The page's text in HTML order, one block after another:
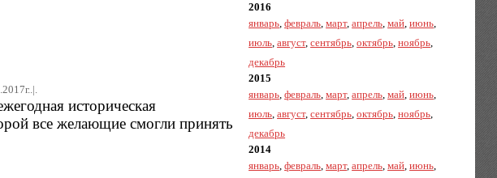
историческая
все желающие смогли принять
2016
январь,февраль,март,апрель,май,июнь,
июль,август,сентябрь,октябрь,ноябрь,
декабрь
2015
январь,февраль,март,апрель,май,июнь,
июль,август,сентябрь,октябрь,ноябрь,
декабрь
2014
январь,февраль,март,апрель,май,июнь,